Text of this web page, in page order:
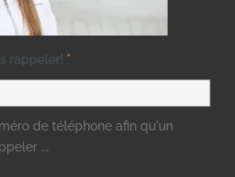
rappeler! *
de téléphone afin qu'un
...